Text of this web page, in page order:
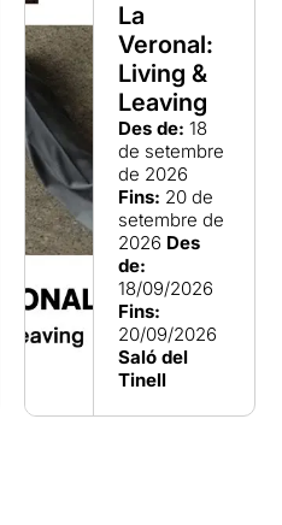
La
Veronal:
Living &
Leaving
Des de: 18
de setembre
de 2026
Fins: 20 de
setembre de
2026 Des
de:
18/09/2026
Fins:
20/09/2026
Saló del
Tinell